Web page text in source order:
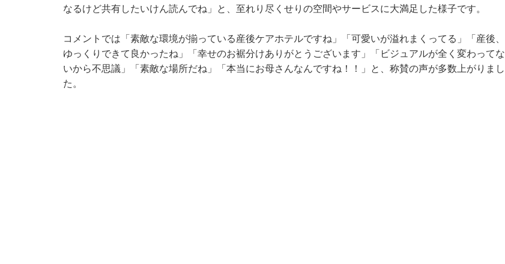
なるけど共有したいけん読んでね」と、至れり尽くせりの空間やサービスに大満足した様子です。
コメントでは「素敵な環境が揃っている産後ケアホテルですね」「可愛いが溢れまくってる」「産後、
ゆっくりできて良かったね」「幸せのお裾分けありがとうございます」「ビジュアルが全く変わってな
いから不思議」「素敵な場所だね」「本当にお母さんなんですね！！」と、称賛の声が多数上がりまし
た。